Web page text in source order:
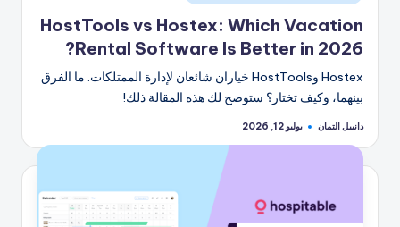
في
HostTools vs Hostex: Which Vacation
Rental Software Is Better in 2026?
Hostex وHostTools خياران شائعان لإدارة الممتلكات. ما الفرق
بينهما، وكيف تختار؟ ستوضح لك هذه المقالة ذلك!
تمّ
بواسطة
دانييل التمان يوليو 12, 2026